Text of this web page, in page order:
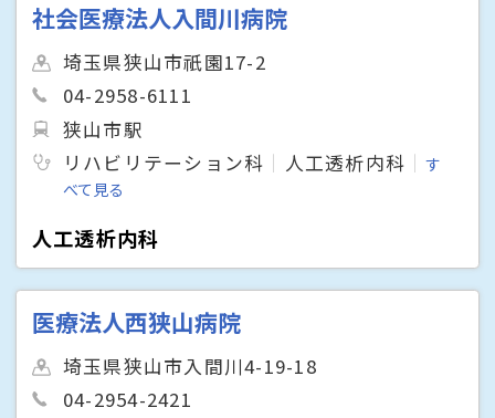
社会医療法人入間川病院
埼玉県狭山市祇園17-2
04-2958-6111
狭山市駅
リハビリテーション科
人工透析内科
す
べて見る
人工透析内科
医療法人西狭山病院
埼玉県狭山市入間川4-19-18
04-2954-2421